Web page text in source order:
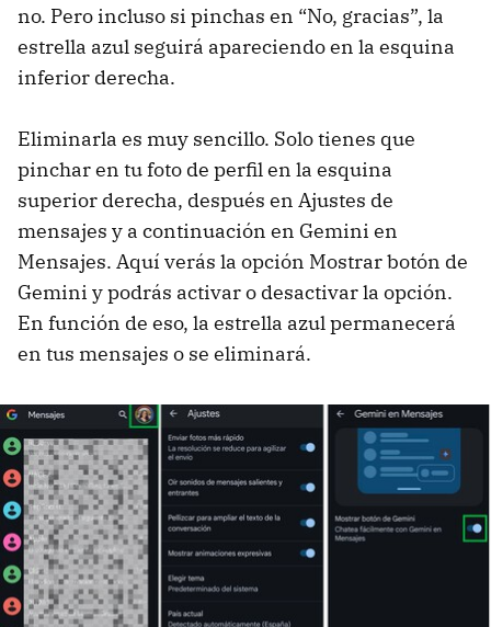
no. Pero incluso si pinchas en “No, gracias”, la
estrella azul seguirá apareciendo en la esquina
inferior derecha.
Eliminarla es muy sencillo. Solo tienes que
pinchar en tu foto de perfil en la esquina
superior derecha, después en Ajustes de
mensajes y a continuación en Gemini en
Mensajes. Aquí verás la opción Mostrar botón de
Gemini y podrás activar o desactivar la opción.
En función de eso, la estrella azul permanecerá
en tus mensajes o se eliminará.